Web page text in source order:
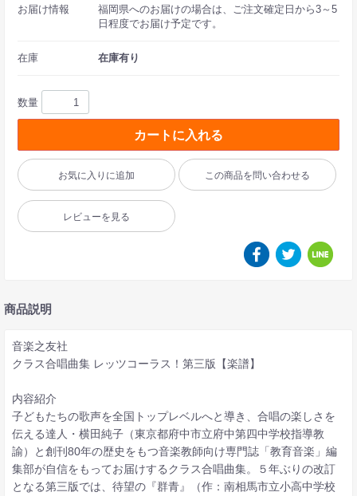
お届け情報
福岡県へのお届けの場合は、ご注文確定日から3～5
日程度でお届け予定です。
在庫 在庫有り
数量
カートに入れる
お気に入りに追加 この商品を問い合わせる
レビューを見る
商品説明
音楽之友社
クラス合唱曲集 レッツコーラス！第三版【楽譜】
内容紹介
子どもたちの歌声を全国トップレベルへと導き、合唱の楽しさを
伝える達人・横田純子（東京都府中市立府中第四中学校指導教
諭）と創刊80年の歴史をもつ音楽教師向け専門誌「教育音楽」編
集部が自信をもってお届けするクラス合唱曲集。５年ぶりの改訂
となる第三版では、待望の『群青』（作：南相馬市立小高中学校